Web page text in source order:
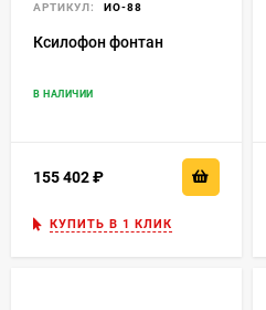
АРТИКУЛ: ИО-88
Ксилофон фонтан
В НАЛИЧИИ
155 402
КУПИТЬ В 1 КЛИК